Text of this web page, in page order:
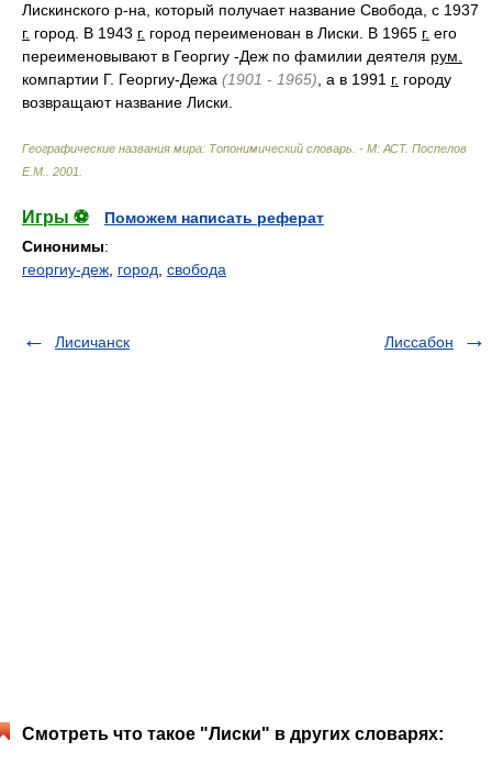
Лискинского р-на, который получает название Свобода, с 1937
г. город. В 1943 г. город переименован в Лиски. В 1965 г. его
переименовывают в Георгиу -Деж по фамилии деятеля рум.
компартии Г. Георгиу-Дежа (1901 - 1965) , а в 1991 г. городу
возвращают название Лиски.
Географические названия мира: Топонимический словарь. - М: АСТ. Поспелов
Е.М.
2001
Игры ⚽
Поможем написать реферат
Синонимы:
георгиу-деж город свобода
Лисичанск Лиссабон
Смотреть что такое "Лиски" в других словарях: